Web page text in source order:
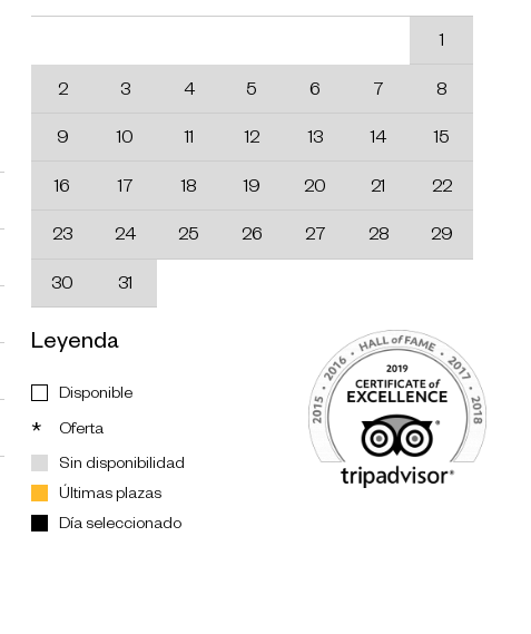
1
2 3 4 5 6 7 8
9 10 11 12 13 14 15
16 17 18 19 20 21 22
23 24 25 26 27 28 29
30 31
Leyenda
Disponible
*
Oferta
Sin disponibilidad
Últimas plazas
Día seleccionado